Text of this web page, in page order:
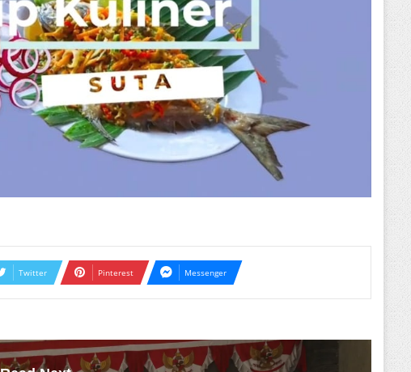
Twitter Pinterest Messenger